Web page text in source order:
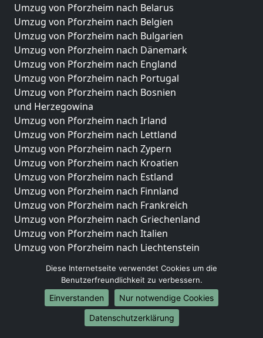
Umzug von Pforzheim nach Belarus
Umzug von Pforzheim nach Belgien
Umzug von Pforzheim nach Bulgarien
Umzug von Pforzheim nach Dänemark
Umzug von Pforzheim nach England
Umzug von Pforzheim nach Portugal
Umzug von Pforzheim nach Bosnien
und Herzegowina
Umzug von Pforzheim nach Irland
Umzug von Pforzheim nach Lettland
Umzug von Pforzheim nach Zypern
Umzug von Pforzheim nach Kroatien
Umzug von Pforzheim nach Estland
Umzug von Pforzheim nach Finnland
Umzug von Pforzheim nach Frankreich
Umzug von Pforzheim nach Griechenland
Umzug von Pforzheim nach Italien
Umzug von Pforzheim nach Liechtenstein
Umzug von Pforzheim nach Niederlande
Umzug von Pforzheim nach Norwegen
Umzüge-Deutschlandweit
Diese Internetseite verwendet Cookies um die
Benutzerfreundlichkeit zu verbessern.
Einverstanden
Nur notwendige Cookies
Datenschutzerklärung